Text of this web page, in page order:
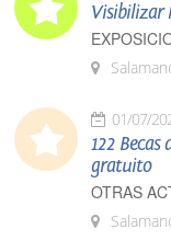
Visibilizar
01/07/
122
gratuito
OTRAS